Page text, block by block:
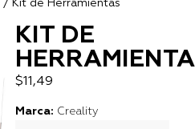
/ Kit de Herramientas
KIT DE
$11,49
Marca: Creality